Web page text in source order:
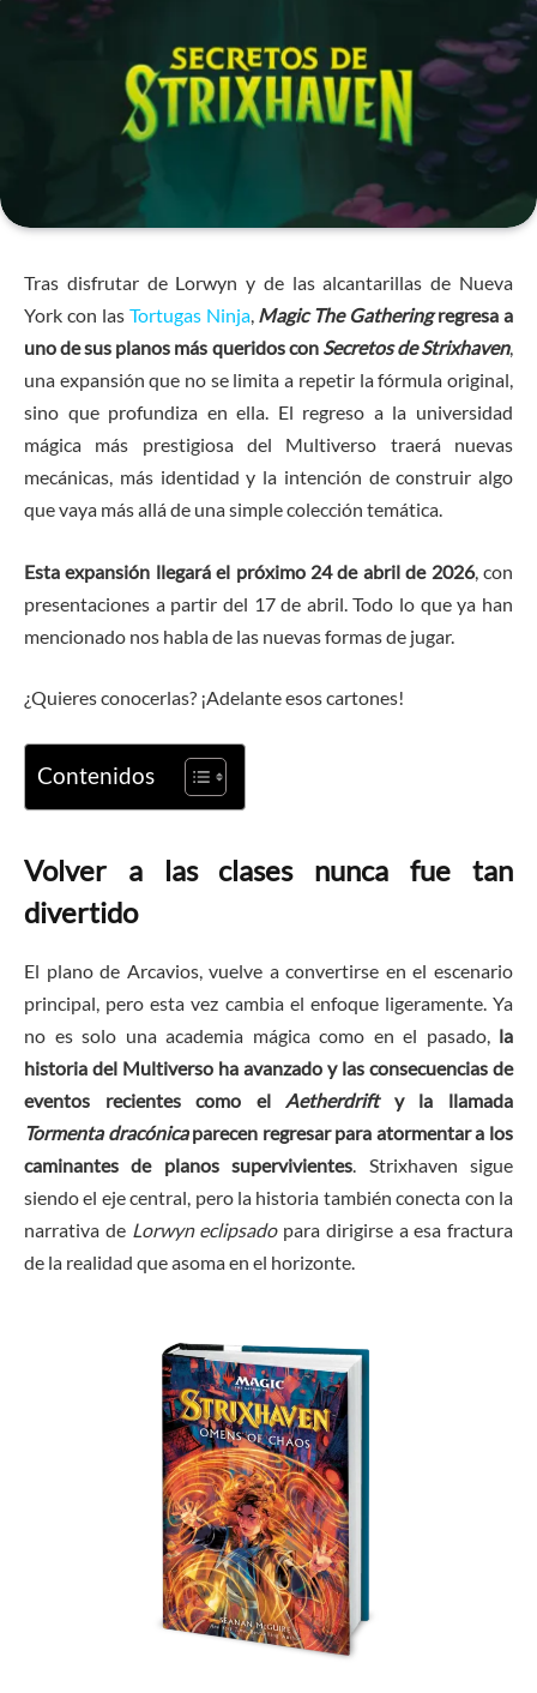
Tras disfrutar de Lorwyn y de las alcantarillas de Nueva
York con las Tortugas Ninja, Magic The Gatheringregresa a
uno de sus planos más queridos con Secretos de Strixhaven,
una expansión que no se limita a repetir la fórmula original,
sino que profundiza en ella. El regreso a la universidad
mágica más prestigiosa del Multiverso traerá nuevas
mecánicas, más identidad y la intención de construir algo
que vaya más allá de una simple colección temática.
Esta expansión llegará el próximo 24 de abril de 2026, con
presentaciones a partir del 17 de abril. Todo lo que ya han
mencionado nos habla de las nuevas formas de jugar.
¿Quieres conocerlas? ¡Adelante esos cartones!
Contenidos
Volver a las clases nunca fue tan
divertido
El plano de Arcavios, vuelve a convertirse en el escenario
principal, pero esta vez cambia el enfoque ligeramente. Ya
no es solo una academia mágica como en el pasado, la
historia del Multiverso ha avanzado y las consecuencias de
eventos recientes como elAetherdrifty la llamada
Tormenta dracónicaparecen regresar para atormentar a los
caminantes de planos supervivientes. Strixhaven sigue
siendo el eje central, pero la historia también conecta con la
narrativa de Lorwyn eclipsadopara dirigirse a esa fractura
de la realidad que asoma en el horizonte.